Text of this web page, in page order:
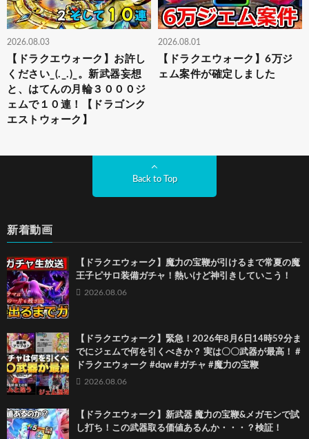
2026.08.03
【ドラクエウォーク】お許し
ください_(._.)_。新武器妄想
と、はてんの月輪３０００ジ
ェムで１０連！【ドラゴンク
エストウォーク】
2026.08.01
【ドラクエウォーク】6万ジ
ェム案件が確定しました
Back to Top
新着動画
【ドラクエウォーク】魔力の宝鞭が引けるまで常夏の魔
王子ピサロ装備ガチャ！熱いけど神引きしていこう！
2026.08.06
【ドラクエウォーク】緊急！2026年8月6日14時59分ま
でにジェムで何を引くべきか？ 実は〇〇武器が最高！ #
ドラクエウォーク #dqw #ガチャ #魔力の宝鞭
2026.08.06
【ドラクエウォーク】新武器 魔力の宝鞭&メガモンで試
し打ち！この武器取る価値あるんか・・・？検証！